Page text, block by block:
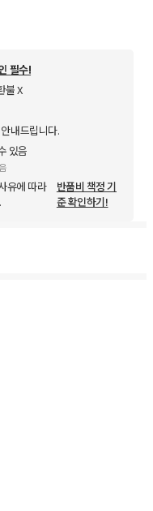
필수!
불 X
내드립니다.
있음
유에 따라
반품비 책정 기
준 확인하기!